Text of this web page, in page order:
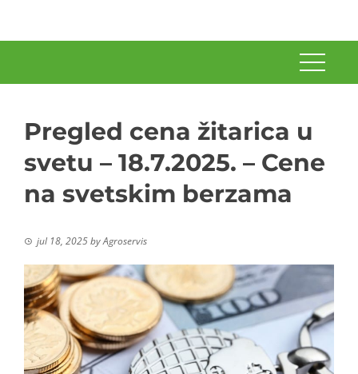
Pregled cena žitarica u
svetu – 18.7.2025. – Cene
na svetskim berzama
jul 18, 2025byAgroservis